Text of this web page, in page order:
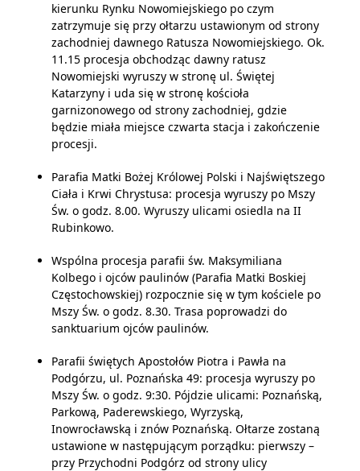
kierunku Rynku Nowomiejskiego po czym
zatrzymuje się przy ołtarzu ustawionym od strony
zachodniej dawnego Ratusza Nowomiejskiego. Ok.
11.15 procesja obchodząc dawny ratusz
Nowomiejski wyruszy w stronę ul. Świętej
Katarzyny i uda się w stronę kościoła
garnizonowego od strony zachodniej, gdzie
będzie miała miejsce czwarta stacja i zakończenie
procesji.
Parafia Matki Bożej Królowej Polski i Najświętszego
Ciała i Krwi Chrystusa: procesja wyruszy po Mszy
Św. o godz. 8.00. Wyruszy ulicami osiedla na II
Rubinkowo.
Wspólna procesja parafii św. Maksymiliana
Kolbego i ojców paulinów (Parafia Matki Boskiej
Częstochowskiej) rozpocznie się w tym kościele po
Mszy Św. o godz. 8.30. Trasa poprowadzi do
sanktuarium ojców paulinów.
Parafii świętych Apostołów Piotra i Pawła na
Podgórzu, ul. Poznańska 49: procesja wyruszy po
Mszy Św. o godz. 9:30. Pójdzie ulicami: Poznańską,
Parkową, Paderewskiego, Wyrzyską,
Inowrocławską i znów Poznańską. Ołtarze zostaną
ustawione w następującym porządku: pierwszy –
przy Przychodni Podgórz od strony ulicy